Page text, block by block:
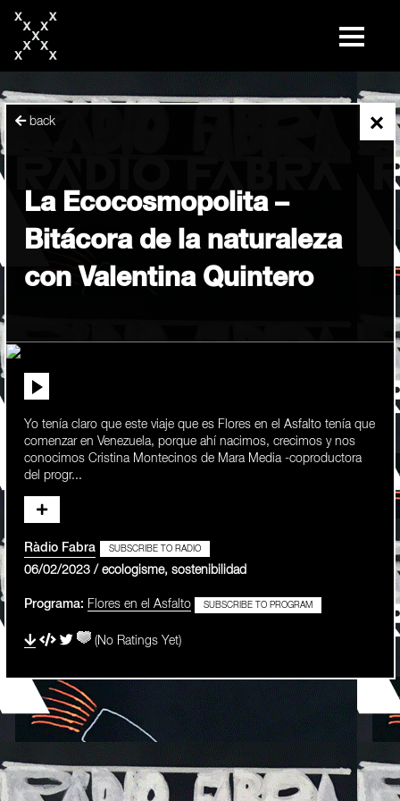
content
×
back
La Ecocosmopolita –
Bitácora de la naturaleza
con Valentina Quintero
Yo tenía claro que este viaje que es Flores en el Asfalto tenía que
comenzar en Venezuela, porque ahí nacimos, crecimos y nos
conocimos Cristina Montecinos de Mara Media -coproductora
del progr...
Ràdio Fabra SUBSCRIBE TO RADIO
06/02/2023 / ecologisme, sostenibilidad
Programa: Flores en el Asfalto SUBSCRIBE TO PROGRAM
(No Ratings Yet)